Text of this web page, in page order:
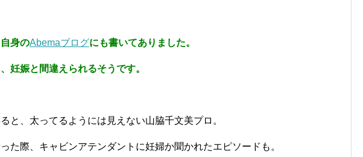
身のAbemaブログにも書いてありました。
妊娠と間違えられるそうです。
と、太ってるようには見えない山脇千文美プロ。
た際、キャビンアテンダントに妊婦か聞かれたエピソードも。